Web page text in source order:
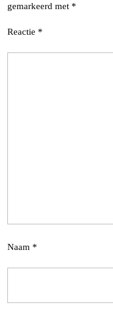
gemarkeerd met *
Reactie *
Naam *